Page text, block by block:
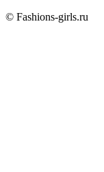
© Fashions-girls.ru